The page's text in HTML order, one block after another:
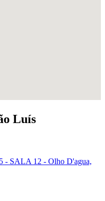
Luís
- SALA 12 - Olho D'agua,